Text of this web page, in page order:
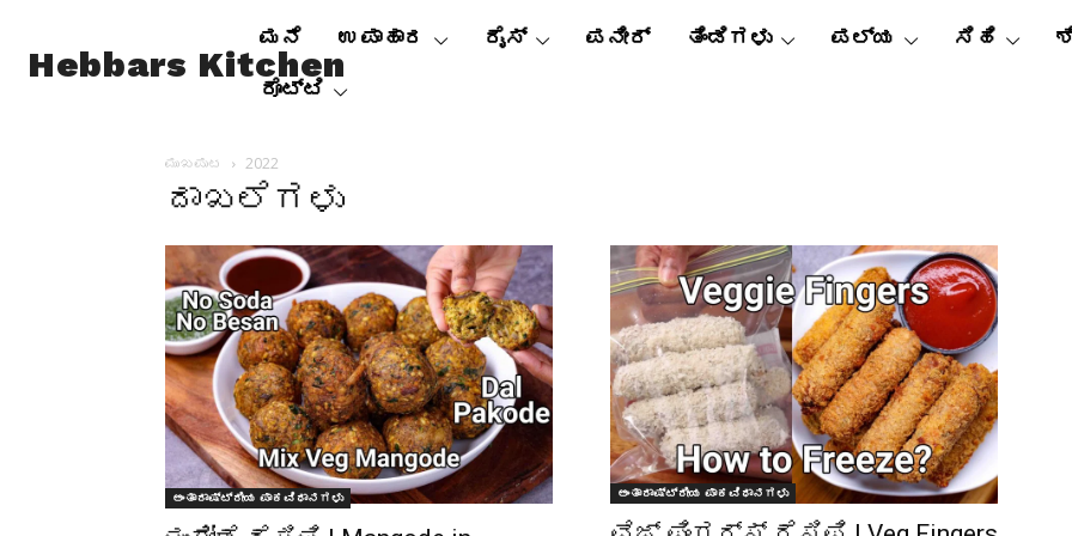
Hebbars Kitchen
ಮನೆ ಉಪಾಹಾರ ರೈಸ್ ಪನೀರ್ ತಿಂಡಿಗಳು ಪಲ್ಯ ಸಿಹಿ
ರೊಟ್ಟಿ
ಮುಖಪುಟ 2022
ದಾಖಲೆಗಳು
ಅಂತಾರಾಷ್ಟ್ರೀಯ ಪಾಕವಿಧಾನಗಳು ಅಂತಾರಾಷ್ಟ್ರೀಯ ಪಾಕವಿಧಾನಗಳು